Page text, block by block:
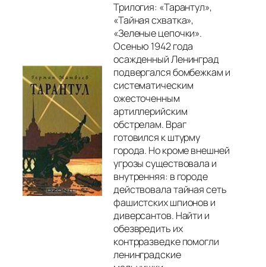
Трилогия: «Тарантул»,
«Тайная схватка»,
«Зеленые цепочки».
Осенью 1942 года
осажденный Ленинград
подвергался бомбежкам и
систематическим
ожесточенным
артиллерийским
обстрелам. Враг
готовился к штурму
города. Но кроме внешней
угрозы существовала и
внутренняя: в городе
действовала тайная сеть
фашистских шпионов и
диверсантов. Найти и
обезвредить их
контрразведке помогли
ленинградские